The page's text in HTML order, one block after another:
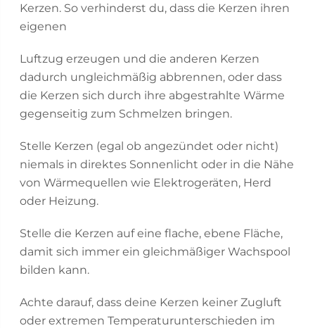
Kerzen. So verhinderst du, dass die Kerzen ihren
eigenen
Luftzug erzeugen und die anderen Kerzen
dadurch ungleichmäßig abbrennen, oder dass
die Kerzen sich durch ihre abgestrahlte Wärme
gegenseitig zum Schmelzen bringen.
Stelle Kerzen (egal ob angezündet oder nicht)
niemals in direktes Sonnenlicht oder in die Nähe
von Wärmequellen wie Elektrogeräten, Herd
oder Heizung.
Stelle die Kerzen auf eine flache, ebene Fläche,
damit sich immer ein gleichmäßiger Wachspool
bilden kann.
Achte darauf, dass deine Kerzen keiner Zugluft
oder extremen Temperaturunterschieden im